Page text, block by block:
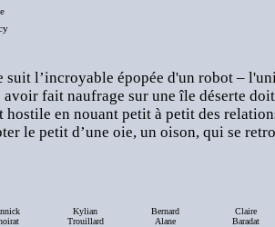
suit l’incroyable épopée d'un robot –
avoir fait naufrage sur une île déserte
hostile en nouant petit à petit des
le petit d’une oie, un oison, qui se
Kylian
Trouillard
Bernard
Alane
Claire
Baradat